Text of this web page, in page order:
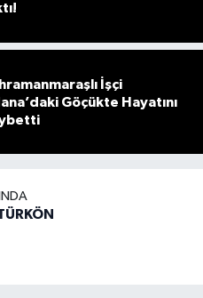
İşçi
Göçükte Hayatını